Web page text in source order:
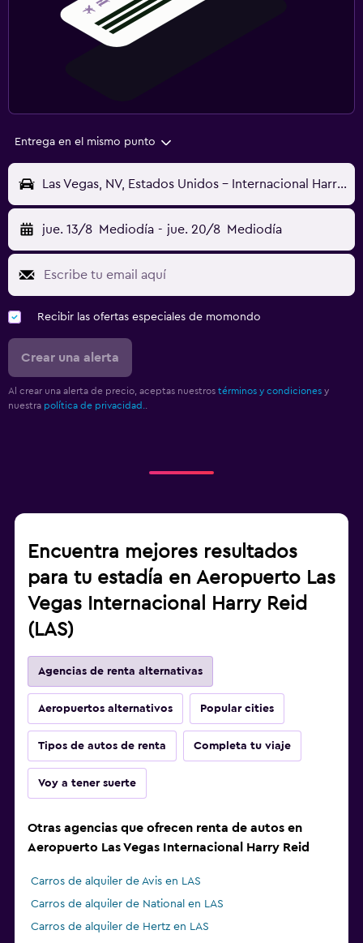
Entrega en el mismo punto
Las Vegas, NV, Estados Unidos - Internacional Harry Reid (LAS)
jue. 13/8 Mediodía - jue. 20/8 Mediodía
Recibir las ofertas especiales de momondo
Crear una alerta
Al crear una alerta de precio, aceptas nuestros términos y condiciones y
nuestra política de privacidad..
Encuentra mejores resultados
para tu estadía en Aeropuerto Las
Vegas Internacional Harry Reid
(LAS)
Agencias de renta alternativas
Aeropuertos alternativos Popular cities
Tipos de autos de renta Completa tu viaje
Voy a tener suerte
Otras agencias que ofrecen renta de autos en
Aeropuerto Las Vegas Internacional Harry Reid
Carros de alquiler de Avis en LAS
Carros de alquiler de National en LAS
Carros de alquiler de Hertz en LAS